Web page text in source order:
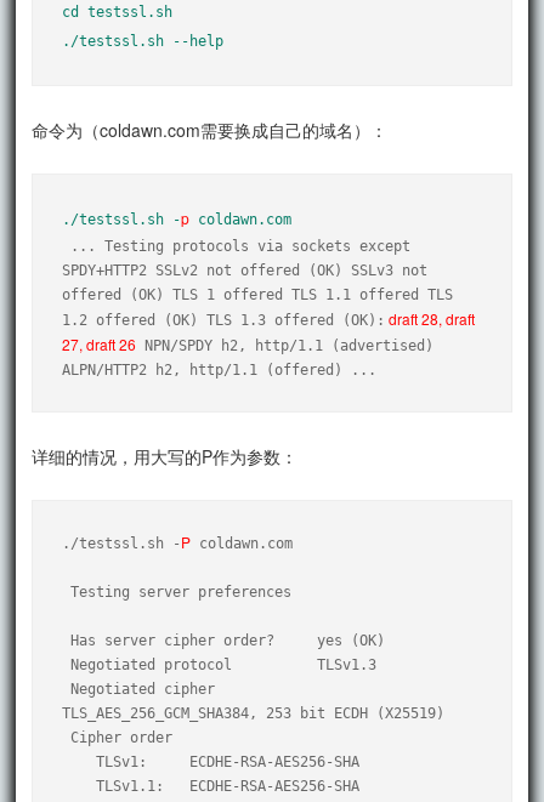
cd testssl.sh
./testssl.sh --help
命令为（coldawn.com需要换成自己的域名）：
./testssl.sh -p coldawn.com
SPDY+HTTP2 SSLv2 not offered (OK) SSLv3 not
offered (OK) TLS 1 offered TLS 1.1 offered TLS
1.2 offered (OK) TLS 1.3 offered (OK): draft 28, draft
27, draft 26 NPN/SPDY h2, http/1.1 (advertised)
ALPN/HTTP2 h2, http/1.1 (offered) ...
详细的情况，用大写的P作为参数：
./testssl.sh - P coldawn.com
Testing server preferences
Has server cipher order?     yes (OK)
Negotiated protocol          TLSv1.3
Negotiated cipher
TLS_AES_256_GCM_SHA384, 253 bit ECDH (X25519)
    TLSv1:     ECDHE-RSA-AES256-SHA
    TLSv1.1:   ECDHE-RSA-AES256-SHA